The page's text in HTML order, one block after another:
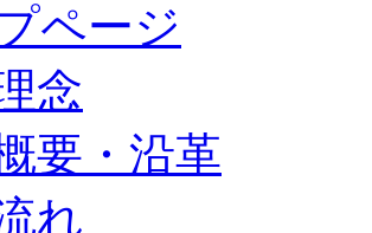
ページ
念
要・沿革
れ